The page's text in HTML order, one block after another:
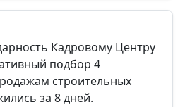
Кадровому Центру
подбор 4
строительных
за 8 дней.